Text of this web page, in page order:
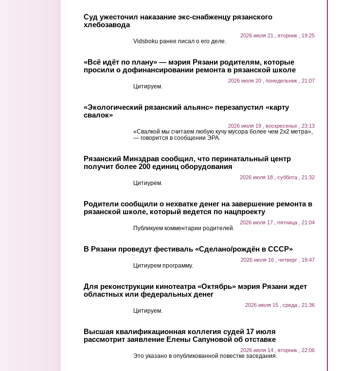
Суд ужесточил наказание экс-снабженцу рязанского
хлебозавода
2026 июля 21 , вторник , 19:25
Vidsboku ранее писал о его деле.
«Всё идёт по плану» — мэрия Рязани родителям, которые
просили о дофинансировании ремонта в рязанской школе
2026 июля 20 , понедельник , 21:07
Цитируем.
«Экологический рязанский альянс» перезапустил «карту
свалок»
2026 июля 19 , воскресенье , 23:13
«Свалкой мы считаем любую кучу мусора более чем 2х2 метра»,
— говорится в сообщении ЭРА.
Рязанский Минздрав сообщил, что перинатальный центр
получит более 200 единиц оборудования
2026 июля 18 , суббота , 21:32
Цитиурем.
Родители сообщили о нехватке денег на завершение ремонта в
рязанской школе, который ведется по нацпроекту
2026 июля 17 , пятница , 21:04
Публикуем комментарии родителей.
В Рязани проведут фестиваль «Сделано/рождён в СССР»
2026 июля 16 , четверг , 19:47
Цитиурем программу.
Для реконструкции кинотеатра «Октябрь» мэрия Рязани ждет
областных или федеральных денег
2026 июля 15 , среда , 21:36
Цитируем.
Высшая квалификационная коллегия судей 17 июля
рассмотрит заявление Елены Сапуновой об отставке
2026 июля 14 , вторник , 22:06
Это указано в опубликованной повестке заседания.